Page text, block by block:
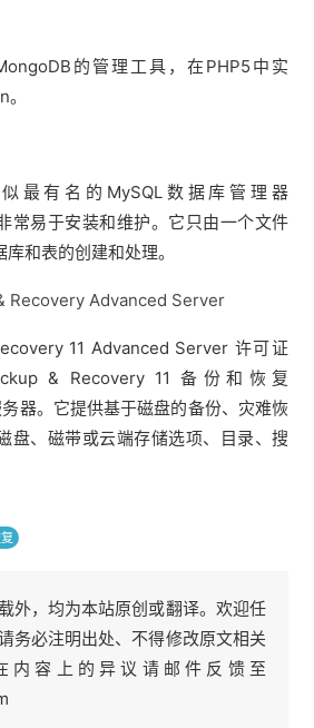
的管理工具，在PHP5中实
似最有名的MySQL数据库管理器
常易于安装和维护。它只由一个文件
和表的创建和处理。
Recovery Advanced Server
11 Advanced Server 许可证
& Recovery 11 备份和恢复
器。它提供基于磁盘的备份、灾难恢
盘、磁带或云端存储选项、目录、搜
外，均为本站原创或翻译。欢迎任
务必注明出处、不得修改原文相关
内容上的异议请邮件反馈至